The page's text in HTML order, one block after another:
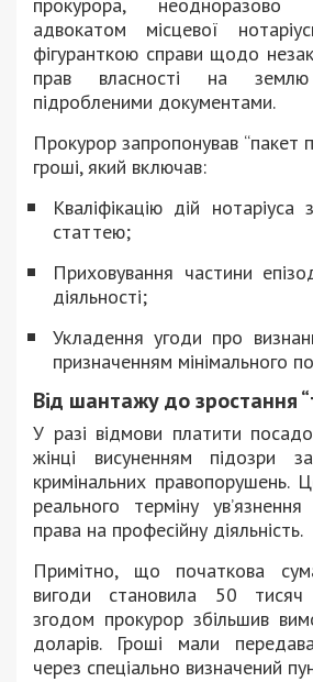
прокурора, неодноразово
адвокатом місцевої
фігуранткою справи щодо
прав власності на
підробленими документами.
Прокурор запропонував “пакет
гроші, який включав:
Кваліфікацію дій
статтею;
Приховування частини
діяльності;
Укладення угоди про
призначенням мінімального
Від шантажу до зростання
У разі відмови платити
жінці висуненням підозри
кримінальних правопорушень.
реального терміну
права на професійну діяльність.
Примітно, що початкова
вигоди становила 50 тисяч
згодом прокурор збільшив
доларів. Гроші мали
через спеціально визначений